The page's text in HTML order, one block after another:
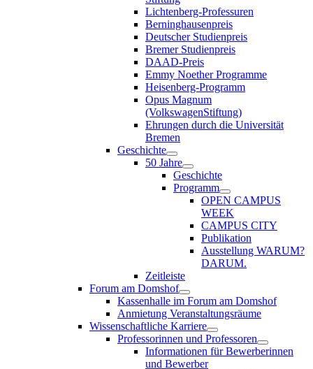
Lichtenberg-Professuren
Berninghausenpreis
Deutscher Studienpreis
Bremer Studienpreis
DAAD-Preis
Emmy Noether Programme
Heisenberg-Programm
Opus Magnum
(VolkswagenStiftung)
Ehrungen durch die Universität
Bremen
Geschichte
50 Jahre
Geschichte
Programm
OPEN CAMPUS
WEEK
CAMPUS CITY
Publikation
Ausstellung WARUM?
DARUM.
Zeitleiste
Forum am Domshof
Kassenhalle im Forum am Domshof
Anmietung Veranstaltungsräume
Wissenschaftliche Karriere
Professorinnen und Professoren
Informationen für Bewerberinnen
und Bewerber